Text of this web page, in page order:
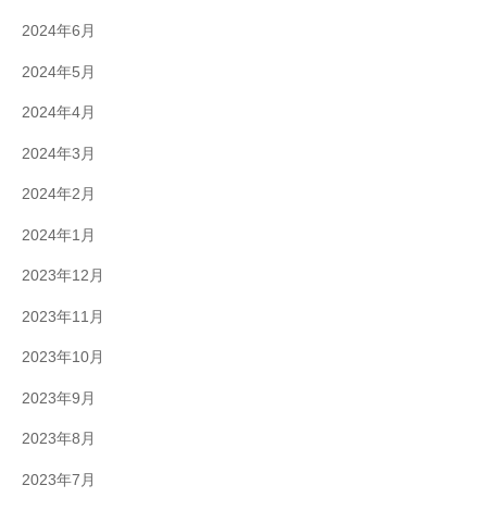
2024年6月
2024年5月
2024年4月
2024年3月
2024年2月
2024年1月
2023年12月
2023年11月
2023年10月
2023年9月
2023年8月
2023年7月